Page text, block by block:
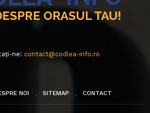
ne: contact@codlea-info.ro
NOI SITEMAP CONTACT